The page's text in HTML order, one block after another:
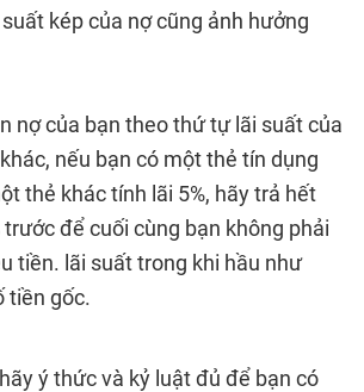
kép của nợ cũng ảnh hưởng
nợ của bạn theo thứ tự lãi suất của
nếu bạn có một thẻ tín dụng
thẻ khác tính lãi 5%, hãy trả hết
để cuối cùng bạn không phải
tiền. lãi suất trong khi hầu như
tiền gốc.
ý thức và kỷ luật đủ để bạn có